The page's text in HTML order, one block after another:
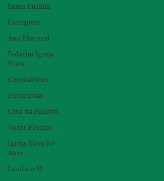
Santa Eulália
Catequese
Ano PAstoral
Boletim Igreja
Nova
CoronaVirus
Eucaristias
Casa da Palavra
Vozes Plurais
Igreja Nova 60
Anos
Laudato SI